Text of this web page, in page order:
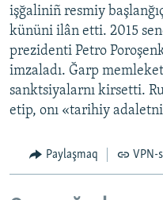
işğaliniñ resmiy
kününi ilân etti. 2015
prezidenti Petro
imzaladı. Ğarp
sanktsiyalarnı kirsetti.
etip, onı «tarihiy
Paylaşmaq VPN-